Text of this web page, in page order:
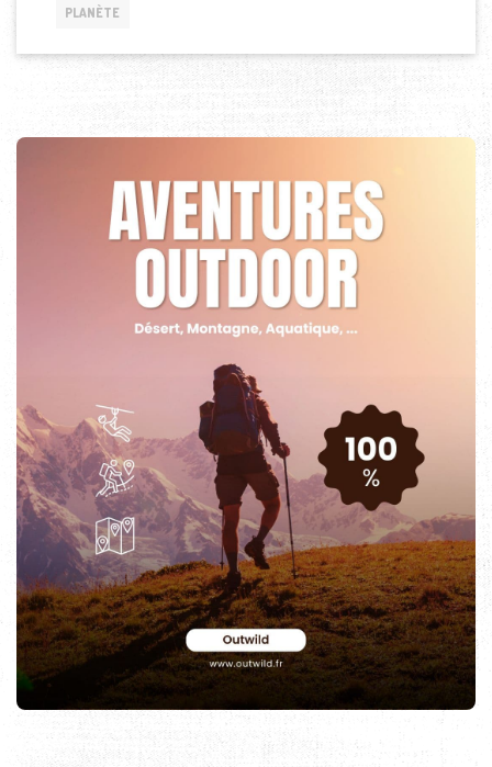
PLANÈTE